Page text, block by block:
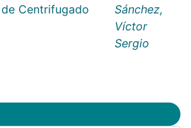
Centrifugado
Sánchez,
Víctor
Sergio